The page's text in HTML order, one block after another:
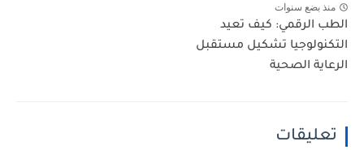
منذ بضع سنوات
الطب الرقمي: كيف تعيد
التكنولوجيا تشكيل مستقبل
الرعاية الصحية
تعليقات